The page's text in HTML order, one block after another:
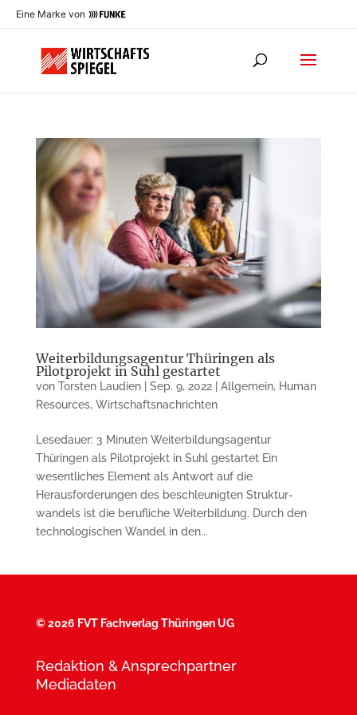
Eine Marke von
Weiterbildungsagentur Thüringen als
Pilotprojekt in Suhl gestartet
von Torsten Laudien| Sep. 9, 2022| Allgemein, Human
Resources, Wirtschaftsnachrichten
Lesedauer: 3 Minuten Weiterbildungsagentur
Thüringen als Pilotprojekt in Suhl gestartet Ein
wesentliches Element als Antwort auf die
Herausforderungen des beschleunigten Struktur­
wandels ist die berufliche Weiterbildung. Durch den
technologischen Wandel in den...
©2026 FVT Fachverlag Thüringen UG
Redaktion & Ansprechpartner
Mediadaten